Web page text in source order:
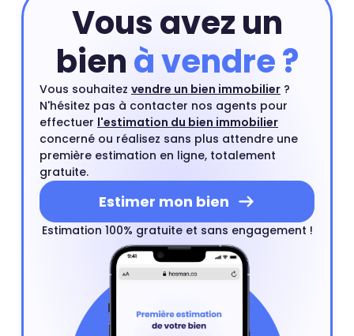
Vous avez un
bienà vendre ?
Vous souhaitez vendre un bien immobilier ?
N'hésitez pas à contacter nos agents pour
effectuer l'estimation du bien immobilier
concerné ou réalisez sans plus attendre une
première estimation en ligne, totalement
gratuite.
Estimer mon bien
Estimation 100% gratuite et sans engagement !